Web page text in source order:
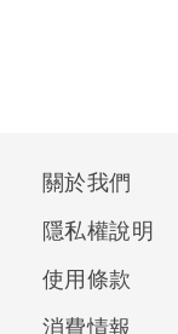
關於我們
隱私權說明
使用條款
消費情報